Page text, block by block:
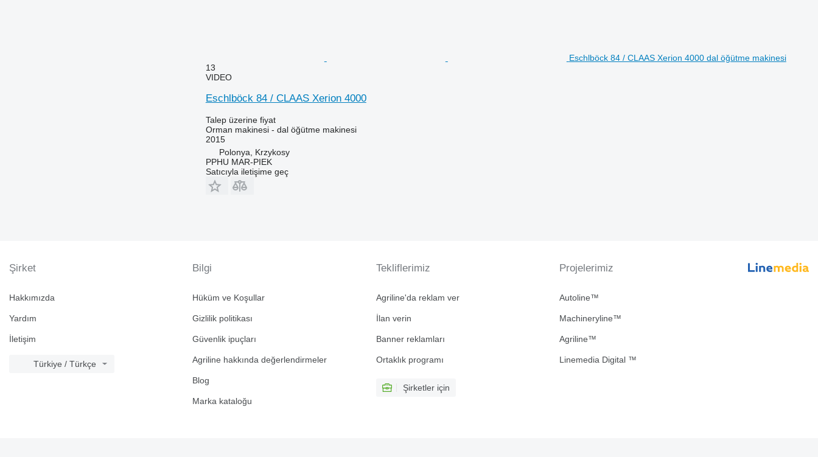
Eschlböck 84 / CLAAS Xerion 4000 dal öğütme makinesi
13
VIDEO
Eschlböck 84 / CLAAS Xerion 4000
Talep üzerine fiyat
Orman makinesi - dal öğütme makinesi
2015
Polonya, Krzykosy
PPHU MAR-PIEK
Satıcıyla iletişime geç
Şirket
Hakkımızda
Yardım
İletişim
Türkiye / Türkçe
Bilgi
Hüküm ve Koşullar
Gizlilik politikası
Güvenlik ipuçları
Agriline hakkında değerlendirmeler
Blog
Marka kataloğu
Tekliflerimiz
Agriline'da reklam ver
İlan verin
Banner reklamları
Ortaklık programı
Şirketler için
Projelerimiz
Autoline™
Machineryline™
Agriline™
Linemedia Digital ™